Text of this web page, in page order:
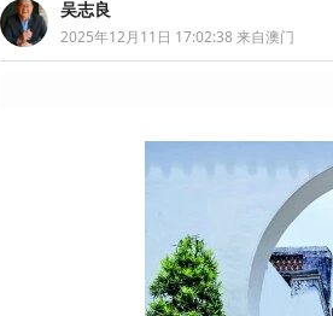
吴志良
2025年12月11日 17:02:38 来自澳门